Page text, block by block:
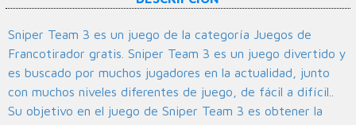
Sniper Team 3 es un juego de la categoría Juegos de
Francotirador gratis. Sniper Team 3 es un juego divertido y
es buscado por muchos jugadores en la actualidad, junto
con muchos niveles diferentes de juego, de fácil a difícil..
Su objetivo en el juego de Sniper Team 3 es obtener la